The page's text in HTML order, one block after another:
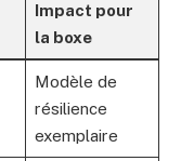
Impact pour
la boxe
Modèle de
résilience
exemplaire